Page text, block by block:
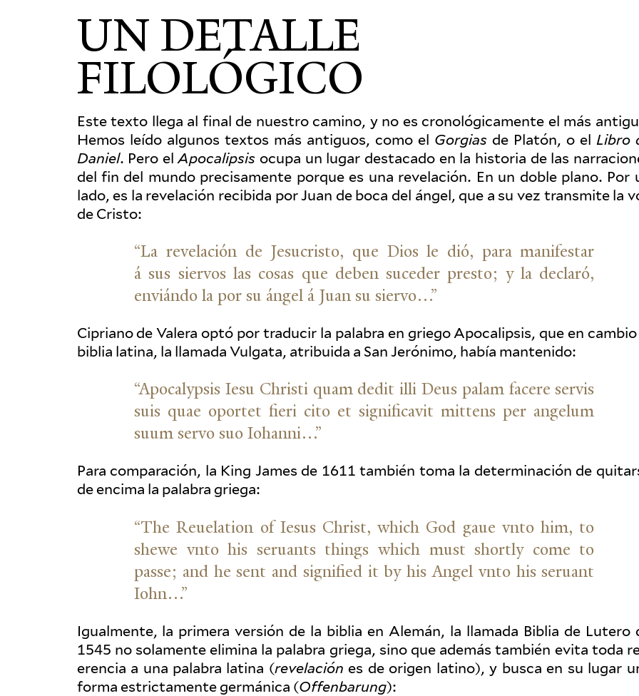
UN DETALLE
FILOLÓGICO
Este texto llega al final de nuestro camino, y no es cronológi­ca­mente el más
Hemos leído algunos textos más antiguos, como el Gorgias de Platón, o el Libro
Daniel. Pero elApoc­alipsis ocupa un lugar destacado en la his­toria de las
del fin del mundo pre­cisa­mente porque es una rev­elación. En un doble plano. Por
lado, es la rev­elación recibida por Juan de boca del ángel, que a su vez transmite la
de Cristo:
“La rev­elación de Jesu­cristo, que Dios le dió, para man­i­festar
á sus siervos las cosas que deben suceder presto; y la declaró,
enviándo la por su ángel á Juan su siervo…”
Cipriano de Valera optó por tra­ducir la palabra en griego Apoc­alipsis, que en cambio
biblia latina, la llamada Vulgata, atribuida a San Jerónimo, había mantenido:
“Apoc­a­lypsis Iesu Christi quam dedit illi Deus palam facere servis
suis quae oportet fieri cito et sig­nifi­cavit mittens per angelum
suum servo suo Iohanni…”
Para com­paración, la King James de 1611 también toma la deter­mi­nación de
de encima la palabra griega:
“The Reue­lation of Iesus Christ, which God gaue vnto him, to
shewe vnto his seruants things which must shortly come to
passe; and he sent and sig­nified it by his Angel vnto his seruant
Iohn…”
Igual­mente, la primera versión de la biblia en Alemán, la llamada Biblia de Lutero
1545 no sola­mente elimina la palabra griega, sino que además también evita toda
er­encia a una palabra latina (rev­elación es de origen latino), y busca en su lugar
forma estric­ta­mente ger­mánica (Offen­barung):